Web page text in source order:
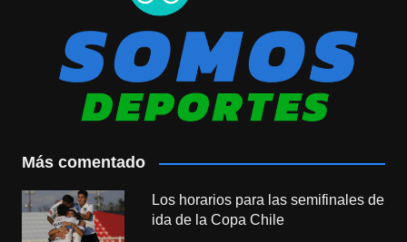
Más comentado
Los horarios para las semifinales de
ida de la Copa Chile